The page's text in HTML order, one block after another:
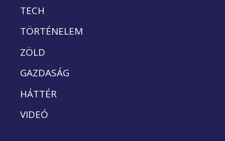
TECH
TÖRTÉNELEM
ZÖLD
GAZDASÁG
HÁTTÉR
VIDEÓ